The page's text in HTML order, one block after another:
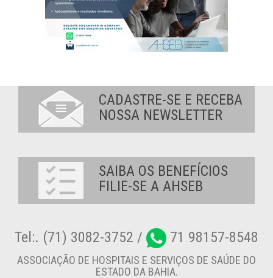
CADASTRE-SE E RECEBA
NOSSA NEWSLETTER
SAIBA OS BENEFÍCIOS
FILIE-SE A AHSEB
Tel:. (71) 3082-3752 / 71 98157-8548
ASSOCIAÇÃO DE HOSPITAIS E SERVIÇOS DE SAÚDE DO
ESTADO DA BAHIA.